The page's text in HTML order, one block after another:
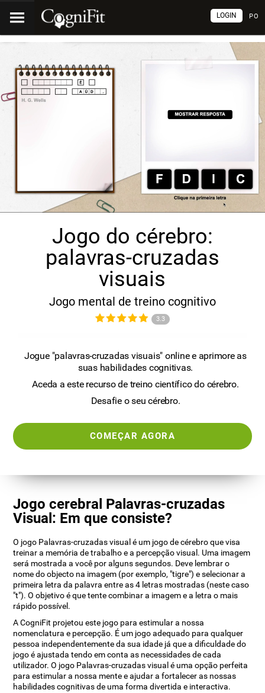
PO
LOGIN
Jogo do cérebro:
palavras-cruzadas
visuais
Jogo mental de treino cognitivo
3.3
Jogue "palavras-cruzadas visuais" online e aprimore as
suas habilidades cognitivas.
Aceda a este recurso de treino científico do cérebro.
Desafie o seu cérebro.
COMEÇAR AGORA
Jogo cerebral Palavras-cruzadas
Visual: Em que consiste?
O jogo Palavras-cruzadas visual é um jogo de cérebro que visa
treinar a memória de trabalho e a percepção visual. Uma imagem
será mostrada a você por alguns segundos. Deve lembrar o
nome do objecto na imagem (por exemplo, "tigre") e selecionar a
primeira letra da palavra entre as 4 letras mostradas (neste caso
"t"). O objetivo é que tente combinar a imagem e a letra o mais
rápido possível.
A CogniFit projetou este jogo para estimular a nossa
nomenclatura e percepção. É um jogo adequado para qualquer
pessoa independentemente da sua idade já que a dificuldade do
jogo é ajustada tendo em conta as necessidades de cada
utilizador. O jogo Palavras-cruzadas visual é uma opção perfeita
para estimular a nossa mente e ajudar a fortalecer as nossas
habilidades cognitivas de uma forma divertida e interactiva.